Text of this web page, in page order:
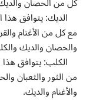
الديك: يتوافق هذا
مع كل من الأغنام
والحصان والديك
الكلب: يتوافق
من الثور والثعبان
والأغنام والديك.